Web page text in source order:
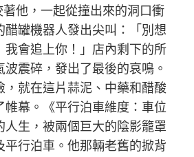
他，一起從撞出來的洞口衝
醋罐機器人發出尖叫：「別想
我會追上你！」店內剩下的所
震碎，發出了最後的哀鳴。
，就在這片蒜泥、中藥和醋酸
帷幕。《平行泊車維度：車位
人生，被兩個巨大的陰影籠罩
平行泊車。他那輛老舊的掀背